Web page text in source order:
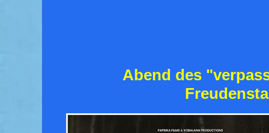
Abend des